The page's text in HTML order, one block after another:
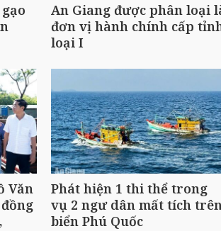
An Giang được phân loại
đơn vị hành chính cấp
loại I
Văn
Phát hiện 1 thi thể trong
vụ 2 ngư dân mất tích
biển Phú Quốc